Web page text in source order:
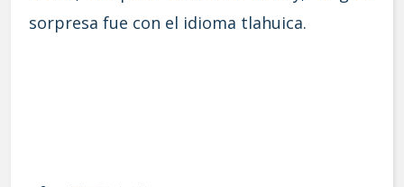
sorpresa fue con el idioma tlahuica.